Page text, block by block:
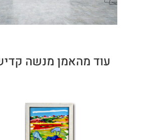
עוד מהאמן מנשה